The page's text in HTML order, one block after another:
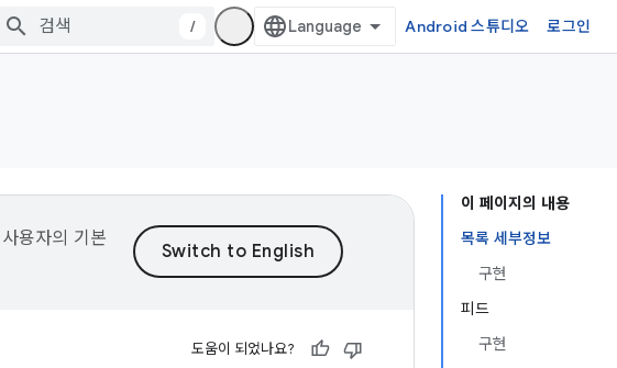
/ Android 스튜디오 로그인
이 페이지의 내용
목록 세부정보
구현
피드
구현
용자의 기본
도움이 되었나요?